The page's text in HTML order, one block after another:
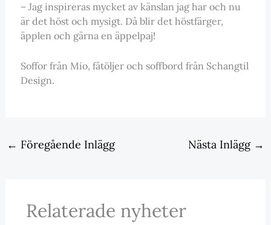
– Jag inspireras mycket av känslan jag har och nu
är det höst och mysigt. Då blir det höstfärger,
äpplen och gärna en äppelpaj!
Soffor från Mio, fåtöljer och soffbord från Schangtil
Design.
← Föregående Inlägg Nästa Inlägg →
Relaterade nyheter